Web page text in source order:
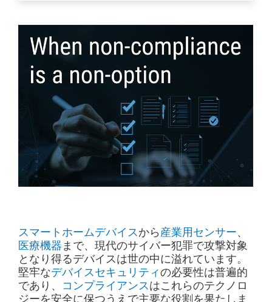
スマートホームデバイスから産業用センサー、
医療機器まで、現代のサイバー犯罪で攻撃対象
となり得るデバイスは世の中に溢れています。
堅牢なデバイスセキュリティの必要性は普遍的
であり、 コンプライアンスはこれらのテクノロ
ジーを安全に保つうえで主要な役割を果たしま